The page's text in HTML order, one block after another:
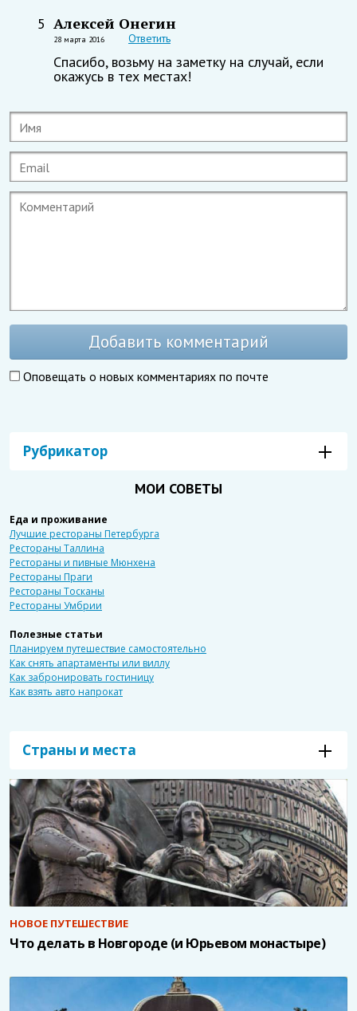
5 Алексей Онегин
28 марта 2016 Ответить
Спасибо, возьму на заметку на случай, если
окажусь в тех местах!
Добавить комментарий
Оповещать о новых комментариях по почте
Рубрикатор
МОИ СОВЕТЫ
Еда и проживание
Лучшие рестораны Петербурга
Рестораны Таллина
Рестораны и пивные Мюнхена
Рестораны Праги
Рестораны Тосканы
Рестораны Умбрии
Полезные статьи
Планируем путешествие самостоятельно
Как снять апартаменты или виллу
Как забронировать гостиницу
Как взять авто напрокат
Страны и места
НОВОЕ ПУТЕШЕСТВИЕ
Что делать в Новгороде (и Юрьевом монастыре)